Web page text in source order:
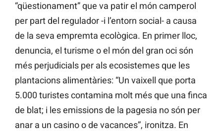
“qüestionament” que va patir el món camperol
per part del regulador -i l’entorn social- a causa
de la seva empremta ecològica. En primer lloc,
denuncia, el turisme o el món del gran oci són
més perjudicials per als ecosistemes que les
plantacions alimentàries: “Un vaixell que porta
5.000 turistes contamina molt més que una finca
de blat; i les emissions de la pagesia no són per
anar a un casino o de vacances”, ironitza. En